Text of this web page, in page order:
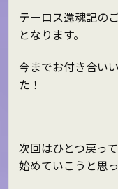
テーロス還魂記の
となります。
今までお付き合い
た！
次回はひとつ戻っ
始めていこうと思っ